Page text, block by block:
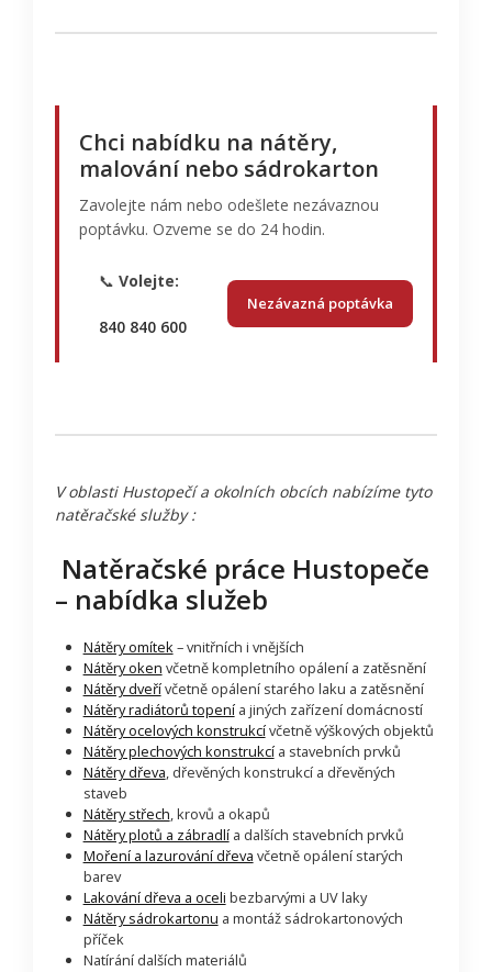
Chci nabídku na nátěry,
malování nebo sádrokarton
Zavolejte nám nebo odešlete nezávaznou
poptávku. Ozveme se do 24 hodin.
📞Volejte:
840 840 600
Nezávazná poptávka
V oblasti Hustopečí a okolních obcích nabízíme tyto
natěračské služby :
Natěračské práce Hustopeče
– nabídka služeb
Nátěry omítek– vnitřních i vnějších
Nátěry oken včetně kompletního opálení a zatěsnění
Nátěry dveřívčetně opálení starého laku a zatěsnění
Nátěry radiátorů topenía jiných zařízení domácností
Nátěry ocelových konstrukcívčetně výškových objektů
Nátěry plechových konstrukcía stavebních prvků
Nátěry dřeva, dřevěných konstrukcí a dřevěných
staveb
Nátěry střech, krovů a okapů
Nátěry plotů a zábradlía dalších stavebních prvků
Moření a lazurování dřeva včetně opálení starých
barev
Lakování dřeva a oceli bezbarvými a UV laky
Nátěry sádrokartonu a montáž sádrokartonových
příček
Natírání dalších materiálů